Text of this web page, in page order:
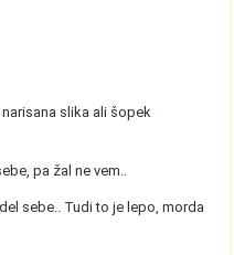
slika ali šopek
pa žal ne vem..
sebe.. Tudi to je lepo, morda